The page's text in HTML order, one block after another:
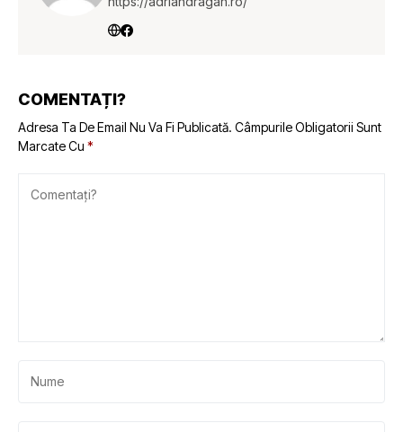
COMENTAȚI?
Adresa Ta De Email Nu Va Fi Publicată. Câmpurile Obligatorii Sunt
Marcate Cu *